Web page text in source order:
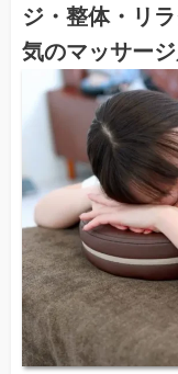
ジ・整体・リ
気のマッサー